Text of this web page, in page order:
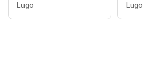
Lugo Lugo